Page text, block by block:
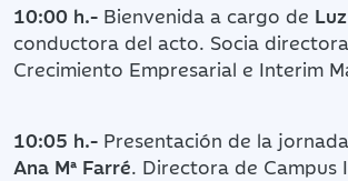
10:00 h.- Bienvenida a cargo de
conductora del acto. Socia
Crecimiento Empresarial e Interim
10:05 h.- Presentación de la
Ana Mª Farré. Directora de Campus